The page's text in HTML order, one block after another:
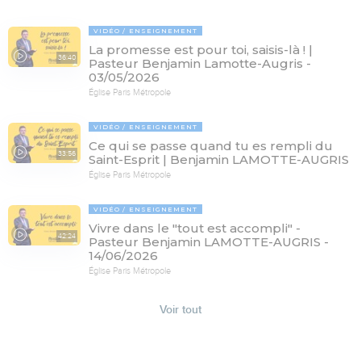
36:40
VIDÉO ENSEIGNEMENT
La promesse est pour toi, saisis-là ! |
Pasteur Benjamin Lamotte-Augris -
03/05/2026
Église Paris Métropole
33:56
VIDÉO ENSEIGNEMENT
Ce qui se passe quand tu es rempli du
Saint-Esprit | Benjamin LAMOTTE-AUGRIS
Église Paris Métropole
42:24
VIDÉO ENSEIGNEMENT
Vivre dans le "tout est accompli" -
Pasteur Benjamin LAMOTTE-AUGRIS -
14/06/2026
Église Paris Métropole
Voir tout